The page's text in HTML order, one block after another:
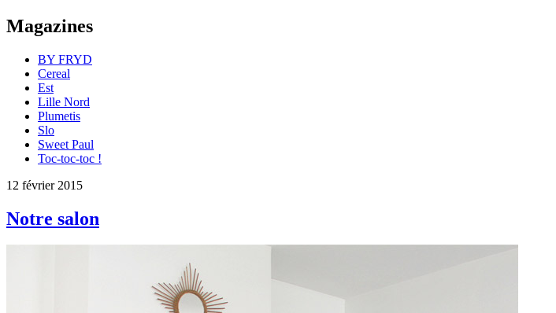
Magazines
BY FRYD
Cereal
Est
Lille Nord
Plumetis
Slo
Sweet Paul
Toc-toc-toc !
12 février 2015
Notre salon